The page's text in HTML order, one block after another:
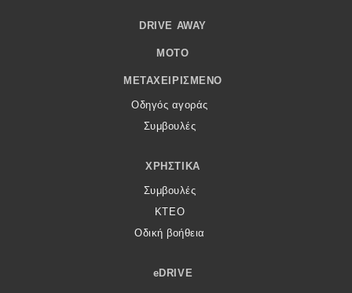
DRIVE AWAY
MOTO
ΜΕΤΑΧΕΙΡΙΣΜΈΝΟ
Οδηγός αγοράς
Συμβουλές
ΧΡΗΣΤΙΚΆ
Συμβουλές
ΚΤΕΟ
Οδική βοήθεια
eDRIVE